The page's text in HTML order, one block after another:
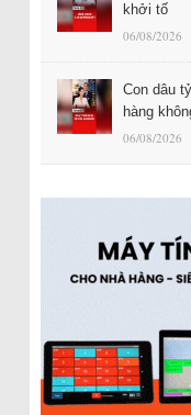
khởi tố
06/08/2026
Con dâu
hàng
06/08/2026